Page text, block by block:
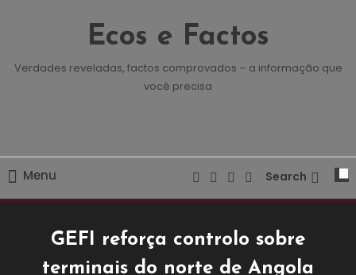
Ecos e Factos
Verdades reveladas, factos comprovados – a informação que
você precisa
Menu Search
GEFI reforça controlo sobre
terminais do norte de Angola